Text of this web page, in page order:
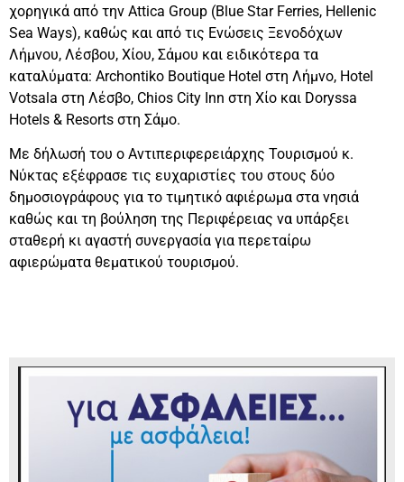
χορηγικά από την Attica Group (Blue Star Ferries, Hellenic
Sea Ways), καθώς και από τις Ενώσεις Ξενοδόχων
Λήμνου, Λέσβου, Χίου, Σάμου και ειδικότερα τα
καταλύματα: Archontiko Boutique Hotel στη Λήμνο, Hotel
Votsala στη Λέσβο, Chios City Inn στη Χίο και Doryssa
Hotels & Resorts στη Σάμο.
Με δήλωσή του ο Αντιπεριφερειάρχης Τουρισμού κ.
Νύκτας εξέφρασε τις ευχαριστίες του στους δύο
δημοσιογράφους για το τιμητικό αφιέρωμα στα νησιά
καθώς και τη βούληση της Περιφέρειας να υπάρξει
σταθερή κι αγαστή συνεργασία για περεταίρω
αφιερώματα θεματικού τουρισμού.